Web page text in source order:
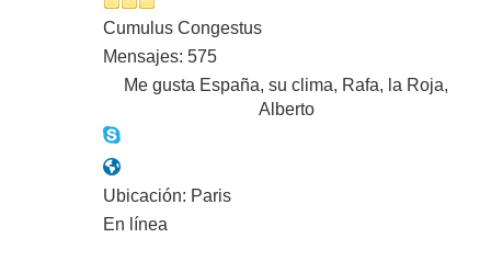
Cumulus Congestus
Mensajes: 575
Me gusta España, su clima, Rafa, la Roja,
Alberto
Ubicación: Paris
En línea